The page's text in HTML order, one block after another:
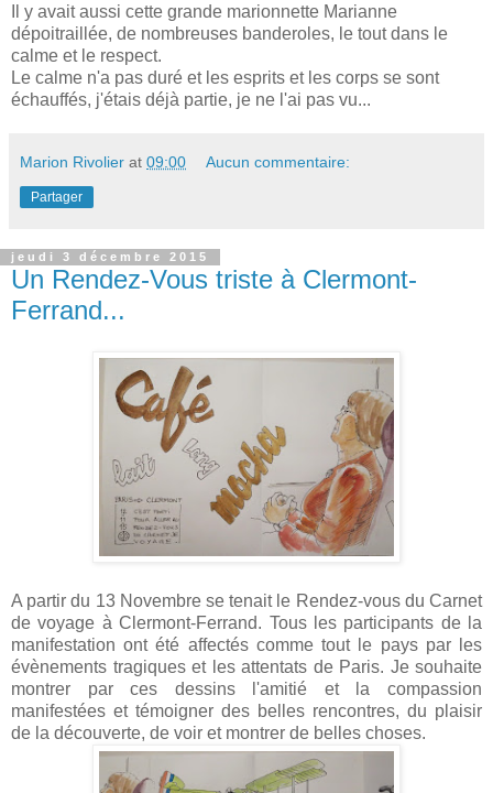
Il y avait aussi cette grande marionnette Marianne
dépoitraillée, de nombreuses banderoles, le tout dans le
calme et le respect.
Le calme n'a pas duré et les esprits et les corps se sont
échauffés, j'étais déjà partie, je ne l'ai pas vu...
Marion Rivolier at 09:00 Aucun commentaire:
Partager
jeudi 3 décembre 2015
Un Rendez-Vous triste à Clermont-
Ferrand...
A partir du 13 Novembre se tenait le Rendez-vous du Carnet
de voyage à Clermont-Ferrand. Tous les participants de la
manifestation ont été affectés comme tout le pays par les
évènements tragiques et les attentats de Paris. Je souhaite
montrer par ces dessins l'amitié et la compassion
manifestées et témoigner des belles rencontres, du plaisir
de la découverte, de voir et montrer de belles choses.